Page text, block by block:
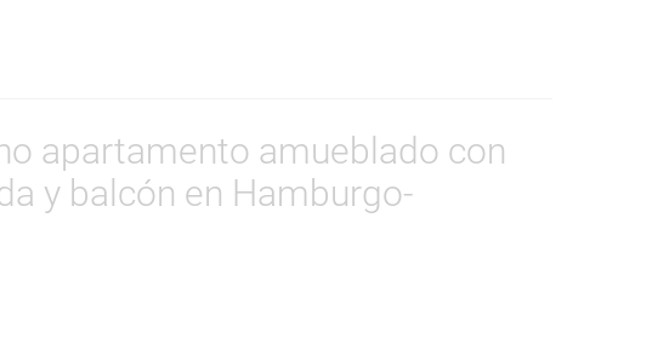
apartamento amueblado con
y balcón en Hamburgo-